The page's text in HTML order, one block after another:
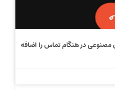
در هنگام تماس را اضافه